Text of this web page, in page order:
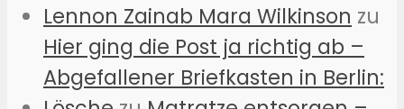
Lennon Zainab Mara Wilkinson zu
Hier ging die Post ja richtig ab –
Abgefallener Briefkasten in Berlin: